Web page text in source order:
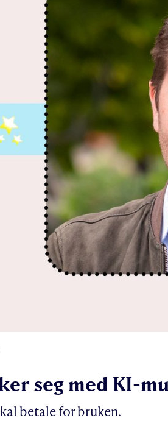
seg med KI-
betale for bruken.